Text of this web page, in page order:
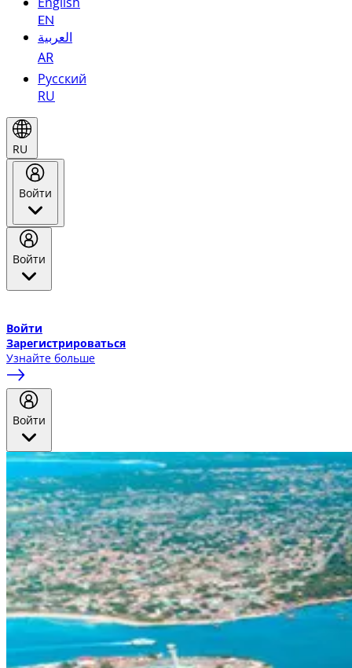
EN
العربية
AR
Русский
RU
RU
Войти
Войти
Войти
Зарегистрироваться
Узнайте больше
Войти